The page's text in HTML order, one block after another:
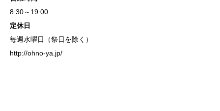
8:30～19:00
定休日
毎週水曜日（祭日を除く）
http://ohno-ya.jp/